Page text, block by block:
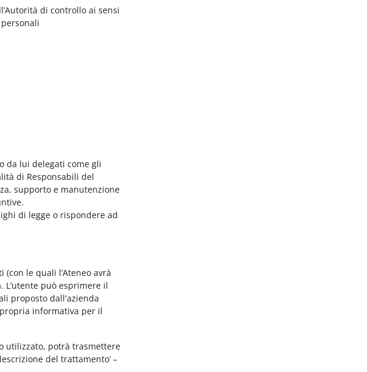
di controllo ai sensi
da lui delegati come gli
di Responsabili del
supporto e manutenzione
di legge o rispondere ad
le quali l’Ateneo avrà
può esprimere il
proposto dall'azienda
informativa per il
utilizzato, potrà trasmettere
del trattamento’ –